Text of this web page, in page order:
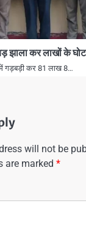
झाला कर लाखों के
में गड़बड़ी कर 81 लाख 8…
will not be
are marked *